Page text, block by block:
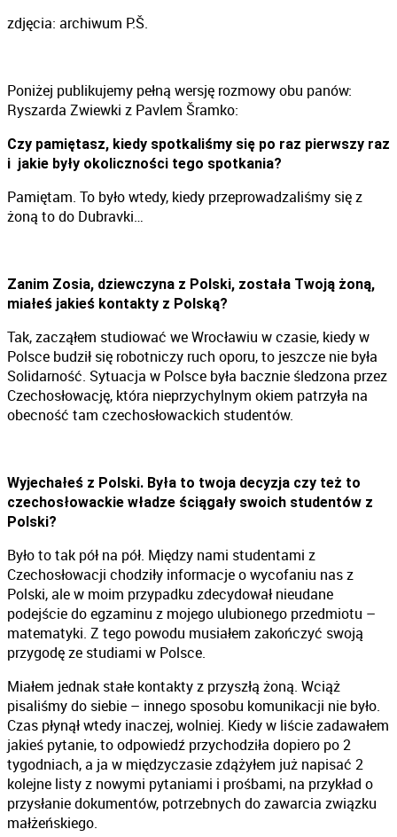
zdjęcia: archiwum P.Š.
Poniżej publikujemy pełną wersję rozmowy obu panów:
Ryszarda Zwiewki z Pavlem Šramko:
Czy pamiętasz, kiedy spotkaliśmy się po raz pierwszy raz
i jakie były okoliczności tego spotkania?
Pamiętam. To było wtedy, kiedy przeprowadzaliśmy się z
żoną to do Dubravki…
Zanim Zosia, dziewczyna z Polski, została Twoją żoną,
miałeś jakieś kontakty z Polską?
Tak, zacząłem studiować we Wrocławiu w czasie, kiedy w
Polsce budził się robotniczy ruch oporu, to jeszcze nie była
Solidarność. Sytuacja w Polsce była bacznie śledzona przez
Czechosłowację, która nieprzychylnym okiem patrzyła na
obecność tam czechosłowackich studentów.
Wyjechałeś z Polski. Była to twoja decyzja czy też to
czechosłowackie władze ściągały swoich studentów z
Polski?
Było to tak pół na pół. Między nami studentami z
Czechosłowacji chodziły informacje o wycofaniu nas z
Polski, ale w moim przypadku zdecydował nieudane
podejście do egzaminu z mojego ulubionego przedmiotu –
matematyki. Z tego powodu musiałem zakończyć swoją
przygodę ze studiami w Polsce.
Miałem jednak stałe kontakty z przyszłą żoną. Wciąż
pisaliśmy do siebie – innego sposobu komunikacji nie było.
Czas płynął wtedy inaczej, wolniej. Kiedy w liście zadawałem
jakieś pytanie, to odpowiedź przychodziła dopiero po 2
tygodniach, a ja w międzyczasie zdążyłem już napisać 2
kolejne listy z nowymi pytaniami i prośbami, na przykład o
przysłanie dokumentów, potrzebnych do zawarcia związku
małżeńskiego.